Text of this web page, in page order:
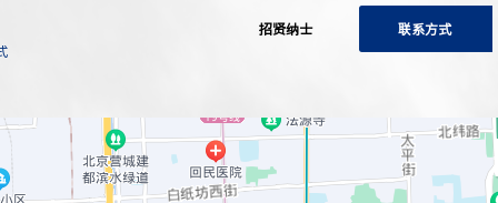
招贤纳士
联系方式